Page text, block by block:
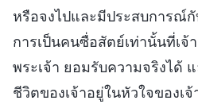
หรือจงไปและมีประสบการณ์
การเป็นคนซื่อสัตย์เท่านั้นที่เจ้
พระเจ้า ยอมรับความจริงได้
ชีวิตของเจ้าอยู่ในหัวใจของเจ้